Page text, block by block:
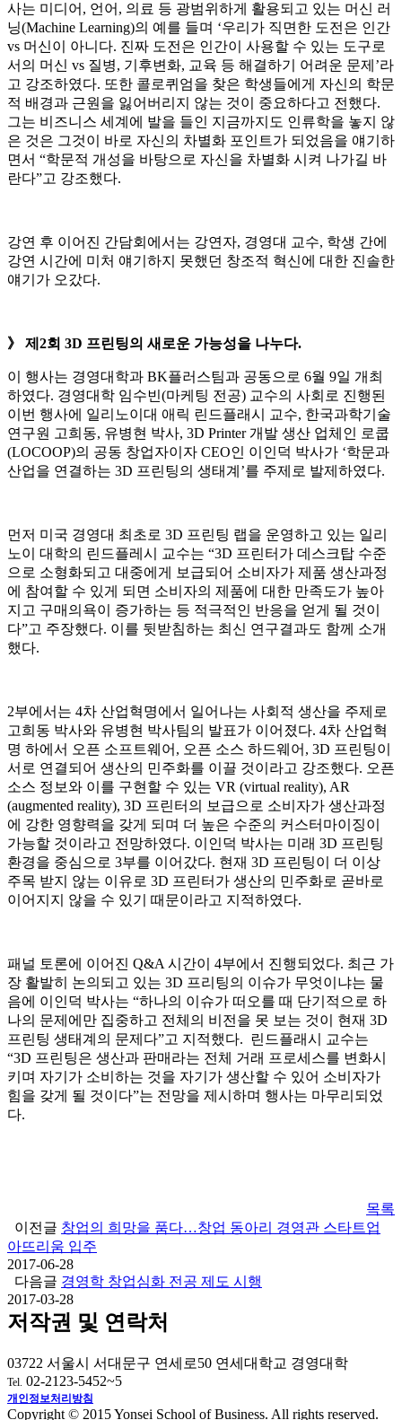
사는 미디어, 언어, 의료 등 광범위하게 활용되고 있는 머신 러
닝(Machine Learning)의 예를 들며 ‘우리가 직면한 도전은 인간
vs 머신이 아니다. 진짜 도전은 인간이 사용할 수 있는 도구로
서의 머신 vs 질병, 기후변화, 교육 등 해결하기 어려운 문제’라
고 강조하였다. 또한 콜로퀴엄을 찾은 학생들에게 자신의 학문
적 배경과 근원을 잃어버리지 않는 것이 중요하다고 전했다.
그는 비즈니스 세계에 발을 들인 지금까지도 인류학을 놓지 않
은 것은 그것이 바로 자신의 차별화 포인트가 되었음을 얘기하
면서 “학문적 개성을 바탕으로 자신을 차별화 시켜 나가길 바
란다”고 강조했다.
강연 후 이어진 간담회에서는 강연자, 경영대 교수, 학생 간에
강연 시간에 미처 얘기하지 못했던 창조적 혁신에 대한 진솔한
얘기가 오갔다.
》 제2회 3D 프린팅의 새로운 가능성을 나누다.
이 행사는 경영대학과 BK플러스팀과 공동으로 6월 9일 개최
하였다. 경영대학 임수빈(마케팅 전공) 교수의 사회로 진행된
이번 행사에 일리노이대 애릭 린드플래시 교수, 한국과학기술
연구원 고희동, 유병현 박사, 3D Printer 개발 생산 업체인 로쿱
(LOCOOP)의 공동 창업자이자 CEO인 이인덕 박사가 ‘학문과
산업을 연결하는 3D 프린팅의 생태계’를 주제로 발제하였다.
먼저 미국 경영대 최초로 3D 프린팅 랩을 운영하고 있는 일리
노이 대학의 린드플레시 교수는 “3D 프린터가 데스크탑 수준
으로 소형화되고 대중에게 보급되어 소비자가 제품 생산과정
에 참여할 수 있게 되면 소비자의 제품에 대한 만족도가 높아
지고 구매의욕이 증가하는 등 적극적인 반응을 얻게 될 것이
다”고 주장했다. 이를 뒷받침하는 최신 연구결과도 함께 소개
했다.
2부에서는 4차 산업혁명에서 일어나는 사회적 생산을 주제로
고희동 박사와 유병현 박사팀의 발표가 이어졌다. 4차 산업혁
명 하에서 오픈 소프트웨어, 오픈 소스 하드웨어, 3D 프린팅이
서로 연결되어 생산의 민주화를 이끌 것이라고 강조했다. 오픈
소스 정보와 이를 구현할 수 있는 VR (virtual reality), AR
(augmented reality), 3D 프린터의 보급으로 소비자가 생산과정
에 강한 영향력을 갖게 되며 더 높은 수준의 커스터마이징이
가능할 것이라고 전망하였다. 이인덕 박사는 미래 3D 프린팅
환경을 중심으로 3부를 이어갔다. 현재 3D 프린팅이 더 이상
주목 받지 않는 이유로 3D 프린터가 생산의 민주화로 곧바로
이어지지 않을 수 있기 때문이라고 지적하였다.
패널 토론에 이어진 Q&A 시간이 4부에서 진행되었다. 최근 가
장 활발히 논의되고 있는 3D 프리팅의 이슈가 무엇이냐는 물
음에 이인덕 박사는 “하나의 이슈가 떠오를 때 단기적으로 하
나의 문제에만 집중하고 전체의 비전을 못 보는 것이 현재 3D
프린팅 생태계의 문제다”고 지적했다. 린드플래시 교수는
“3D 프린팅은 생산과 판매라는 전체 거래 프로세스를 변화시
키며 자기가 소비하는 것을 자기가 생산할 수 있어 소비자가
힘을 갖게 될 것이다”는 전망을 제시하며 행사는 마무리되었
다.
목록
이전글 창업의 희망을 품다…창업 동아리 경영관 스타트업
아뜨리움 입주
2017-06-28
다음글 경영학 창업심화 전공 제도 시행
2017-03-28
저작권 및 연락처
03722 서울시 서대문구 연세로50 연세대학교 경영대학
Tel. 02-2123-5452~5
개인정보처리방침
Copyright © 2015 Yonsei School of Business. All rights reserved.